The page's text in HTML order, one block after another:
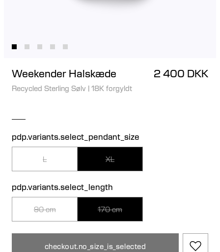
Weekender Halskæde 2 400 DKK
Recycled Sterling Sølv | 18K forgyldt
pdp.variants.select_pendant_size
L XL
pdp.variants.select_length
90 cm 170 cm
checkout.no_size_is_selected